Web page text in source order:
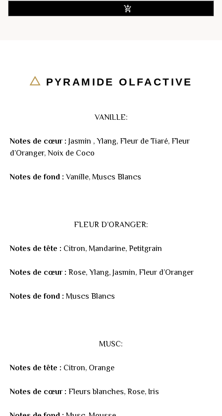
PYRAMIDE OLFACTIVE
VANILLE:
Notes de cœur : Jasmin , Ylang, Fleur de Tiaré, Fleur
d’Oranger, Noix de Coco
Notes de fond :Vanille, Muscs Blancs
FLEUR D’ORANGER:
Notes de tête : Citron, Mandarine, Petitgrain
Notes de cœur : Rose, Ylang, Jasmin, Fleur d’Oranger
Notes de fond : Muscs Blancs
MUSC:
Notes de tête : Citron, Orange
Notes de cœur : Fleurs blanches, Rose, Iris